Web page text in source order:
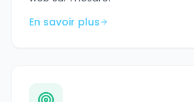
En savoir plus